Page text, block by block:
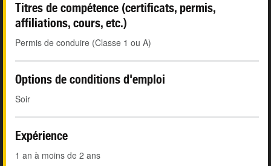
Titres de compétence (certificats, permis,
affiliations, cours, etc.)
Permis de conduire (Classe 1 ou A)
Options de conditions d'emploi
Soir
Expérience
1 an à moins de 2 ans